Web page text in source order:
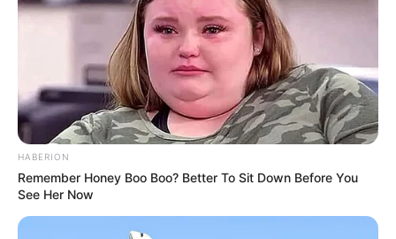
HABERION
Remember Honey Boo Boo? Better To Sit Down Before You
See Her Now